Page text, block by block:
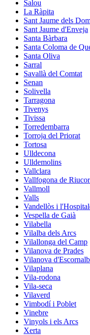
Salou
La Ràpita
Sant Jaume dels
Sant Jaume d'Enveja
Santa Bàrbara
Santa Coloma de
Santa Oliva
Sarral
Savallà del Comtat
Senan
Solivella
Tarragona
Tivenys
Tivissa
Torredembarra
Torroja del Priorat
Tortosa
Ulldecona
Ulldemolins
Vallclara
Vallfogona de
Vallmoll
Valls
Vandellòs i
Vespella de Gaià
Vilabella
Vilalba dels Arcs
Vilallonga del Camp
Vilanova de Prades
Vilanova
Vilaplana
Vila-rodona
Vila-seca
Vilaverd
Vimbodí i Poblet
Vinebre
Vinyols i els Arcs
Xerta